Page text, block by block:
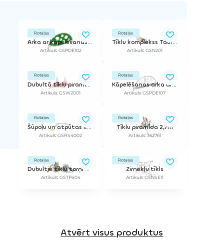
Rotaļas
Arka ar kāpelēšanas elementu
Artikuls: GSPDE102
Rotaļas
Tīklu komplekss Taurenis
Artikuls: GSN201
Rotaļas
Dubultā tīklu piramīda
Artikuls: GSW2001
Rotaļas
Kāpelēšanas arka ar tīkliem
Artikuls: GSPDE107
Rotaļas
Šūpoļu un atpūtas komplekss
Artikuls: GSRS4002
Rotaļas
Tīklu piramīda 2,7m
Artikuls: 362761
Rotaļas
Dubultie tīklu torņi ar slidkalniņiem
Artikuls: GSTP404
Rotaļas
Zirnekļu tīkls
Artikuls: GSNSE11
Atvērt visus produktus